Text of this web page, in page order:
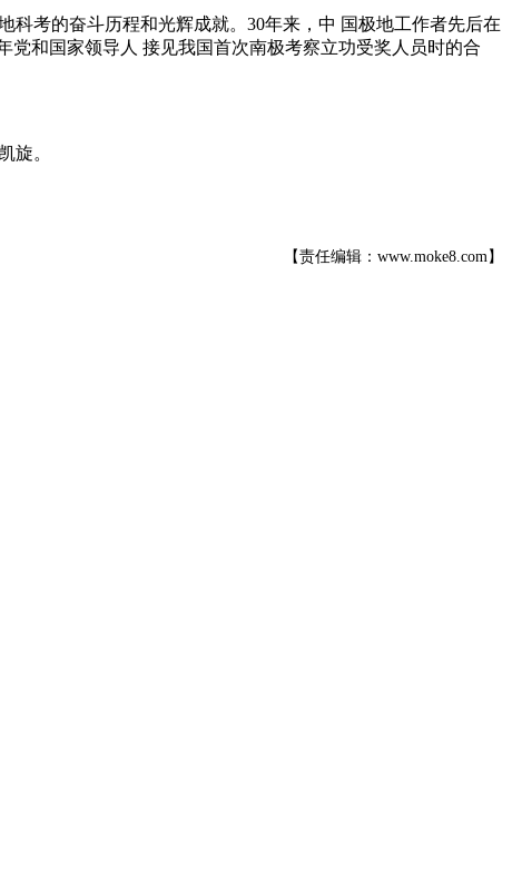
考的奋斗历程和光辉成就。30年来，中 国极地工作者先后在
和国家领导人 接见我国首次南极考察立功受奖人员时的合
旋。
【责任编辑：www.moke8.com】